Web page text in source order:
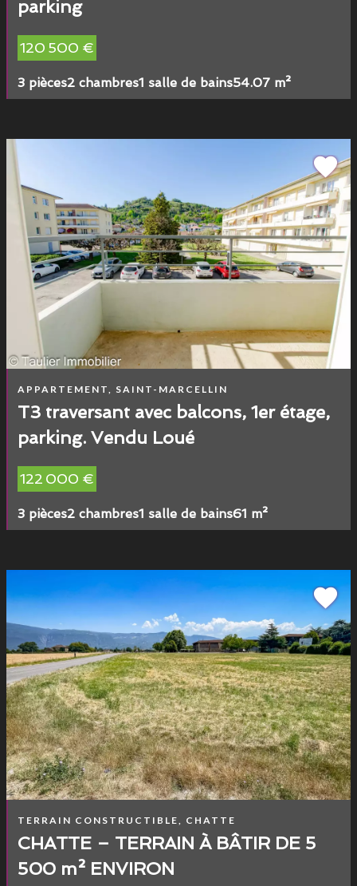
parking
120 500 €
3 pièces2 chambres1 salle de bains54.07 m²
APPARTEMENT, SAINT-MARCELLIN
T3 traversant avec balcons, 1er étage,
parking. Vendu Loué
122 000 €
3 pièces2 chambres1 salle de bains61 m²
TERRAIN CONSTRUCTIBLE, CHATTE
CHATTE – TERRAIN À BÂTIR DE 5
500 m² ENVIRON